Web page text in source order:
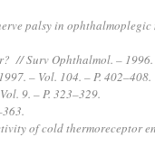
palsy in
// Surv Ophthalmol. –
– Vol. 104. – P. 402–408.
9. – P. 323–329.
of cold thermoreceptor